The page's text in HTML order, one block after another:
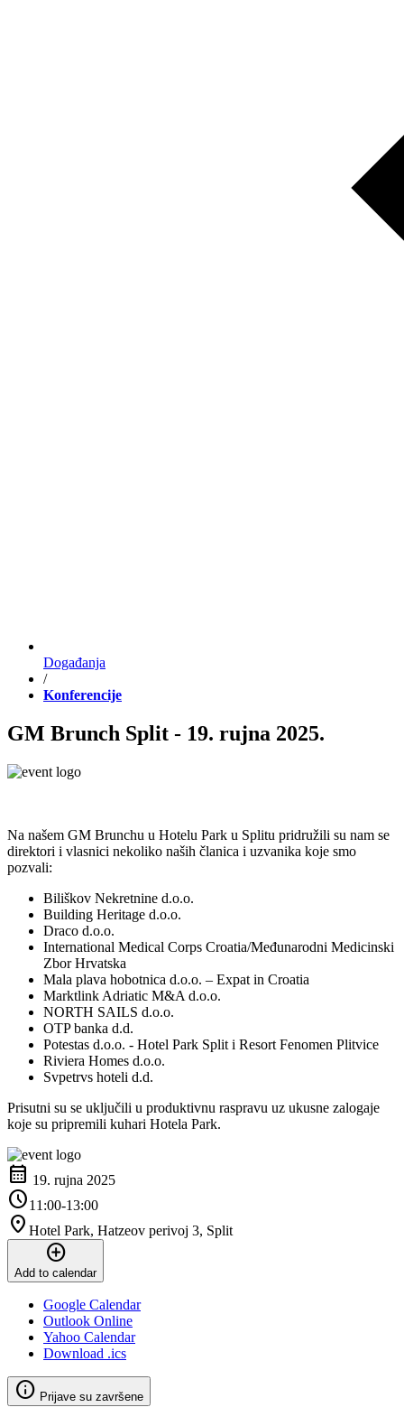
Događanja
/
Konferencije
GM Brunch Split - 19. rujna 2025.
Na našem GM Brunchu u Hotelu Park u Splitu pridružili su nam se
direktori i vlasnici nekoliko naših članica i uzvanika koje smo
pozvali:
Biliškov Nekretnine d.o.o.
Building Heritage d.o.o.
Draco d.o.o.
International Medical Corps Croatia/Međunarodni Medicinski
Zbor Hrvatska
Mala plava hobotnica d.o.o. – Expat in Croatia
Marktlink Adriatic M&A d.o.o.
NORTH SAILS d.o.o.
OTP banka d.d.
Potestas d.o.o. - Hotel Park Split i Resort Fenomen Plitvice
Riviera Homes d.o.o.
Svpetrvs hoteli d.d.
Prisutni su se uključili u produktivnu raspravu uz ukusne zalogaje
koje su pripremili kuhari Hotela Park.
calendar_month 19. rujna 2025
schedule11:00-13:00
location_on Hotel Park, Hatzeov perivoj 3, Split
add_circle
Add to calendar
Google Calendar
Outlook Online
Yahoo Calendar
Download .ics
info Prijave su završene